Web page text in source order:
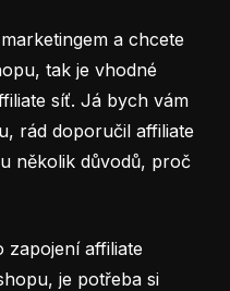
a chcete
tak je vhodné
síť. Já bych vám
rád doporučil affiliate
několik důvodů, proč
affiliate
je potřeba si